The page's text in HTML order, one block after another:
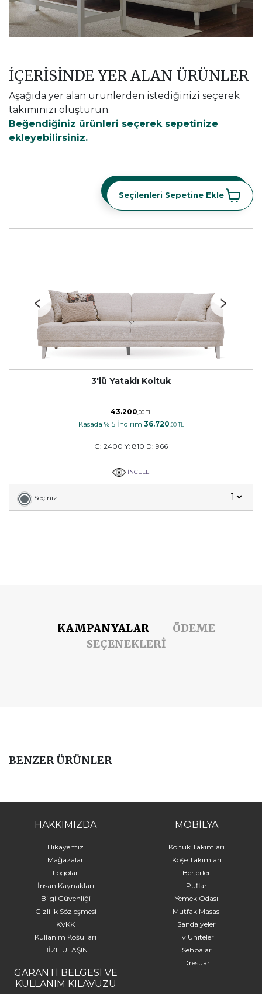
İÇERİSİNDE YER ALAN ÜRÜNLER
Aşağıda yer alan ürünlerden istediğinizi seçerek
takımınızı oluşturun.
Beğendiğiniz ürünleri seçerek sepetinize
ekleyebilirsiniz.
Seçilenleri Sepetine Ekle
Seçilenleri Sepetine Ekle
3'lü Yataklı Koltuk
43.200,00 TL
Kasada %15 İndirim 36.720,00 TL
G: 2400 Y: 810 D: 966
İNCELE
Seçiniz
KAMPANYALAR
ÖDEME
SEÇENEKLERİ
BENZER ÜRÜNLER
HAKKIMIZDA
Hikayemiz
Mağazalar
Logolar
İnsan Kaynakları
Bilgi Güvenliği
Gizlilik Sözleşmesi
KVKK
Kullanım Koşulları
BİZE ULAŞIN
GARANTİ BELGESİ VE
KULLANIM KILAVUZU
MOBİLYA
Koltuk Takımları
Köşe Takımları
Berjerler
Puflar
Yemek Odası
Mutfak Masası
Sandalyeler
Tv Üniteleri
Sehpalar
Dresuar